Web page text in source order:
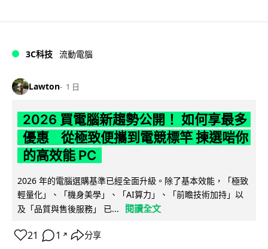
3C科技 流動電腦
Lawton 1 日
2026 買電腦新趨勢公開！ 如何享最多
優惠 從極致便攜到電競標竿 揀選啱你
的高效能 PC
2026 年的電腦選購基準已經全面升級。除了基本效能，「極致
輕量化」、「機身美學」、「AI算力」、「前瞻技術加持」以
及「品質與售後服務」 已...
閱讀全文
21 1 ↗ 分享